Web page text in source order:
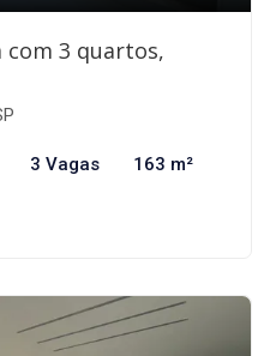
com 3 quartos,
3 Vagas 163 m²